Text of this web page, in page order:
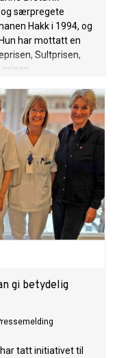
særpregete
Hakk i 1994, og
har mottatt en
Sultprisen,
gi betydelig
tatt initiativet til